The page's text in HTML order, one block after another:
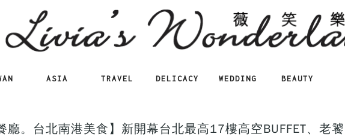
ASIA TRAVEL DELICACY WEDDING BEAUTY
廳。台北南港美食】新開幕台北最高17樓高空BUFFET、老饕